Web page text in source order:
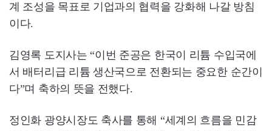
계 조성을 목표로 기업과의 협력을 강화해 나갈 방침
이다.
김영록 도지사는 “이번 준공은 한국이 리튬 수입국에
서 배터리급 리튬 생산국으로 전환되는 중요한 순간이
다”며 축하의 뜻을 전했다.
정인화 광양시장도 축사를 통해 “세계의 흐름을 민감